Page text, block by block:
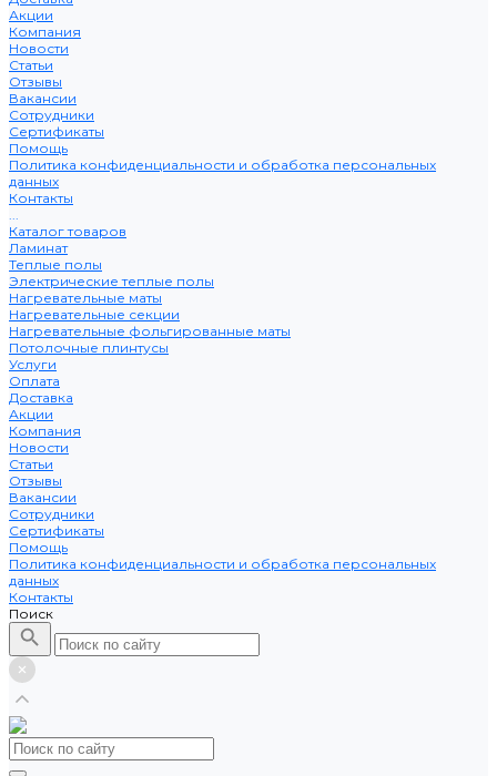
Акции
Компания
Новости
Статьи
Отзывы
Вакансии
Сотрудники
Сертификаты
Помощь
Политика конфиденциальности и обработка персональных
данных
Контакты
...
Каталог товаров
Ламинат
Теплые полы
Электрические теплые полы
Нагревательные маты
Нагревательные секции
Нагревательные фольгированные маты
Потолочные плинтусы
Услуги
Оплата
Доставка
Акции
Компания
Новости
Статьи
Отзывы
Вакансии
Сотрудники
Сертификаты
Помощь
Политика конфиденциальности и обработка персональных
данных
Контакты
Поиск